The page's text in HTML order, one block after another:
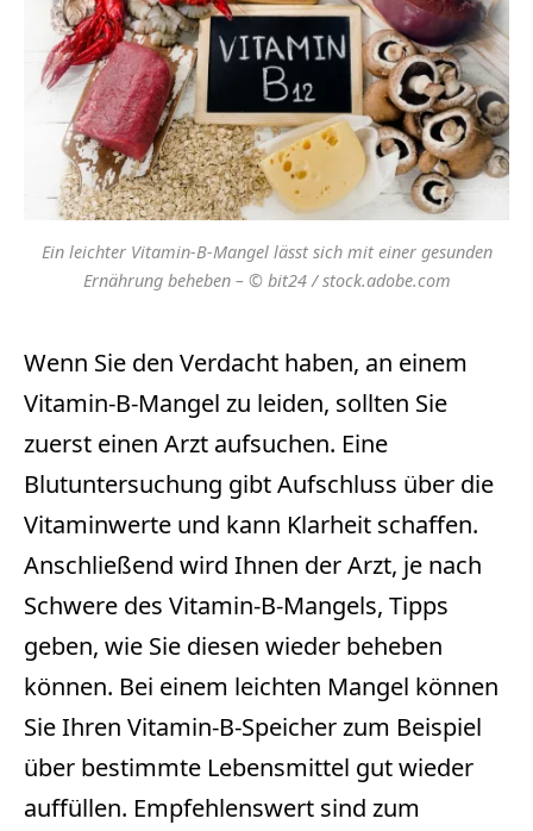
Ein leichter Vitamin-B-Mangel lässt sich mit einer gesunden
Ernährung beheben – © bit24 / stock.adobe.com
Wenn Sie den Verdacht haben, an einem
Vitamin-B-Mangel zu leiden, sollten Sie
zuerst einen Arzt aufsuchen. Eine
Blutuntersuchung gibt Aufschluss über die
Vitaminwerte und kann Klarheit schaffen.
Anschließend wird Ihnen der Arzt, je nach
Schwere des Vitamin-B-Mangels, Tipps
geben, wie Sie diesen wieder beheben
können. Bei einem leichten Mangel können
Sie Ihren Vitamin-B-Speicher zum Beispiel
über bestimmte Lebensmittel gut wieder
auffüllen. Empfehlenswert sind zum